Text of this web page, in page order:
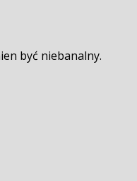
być niebanalny.